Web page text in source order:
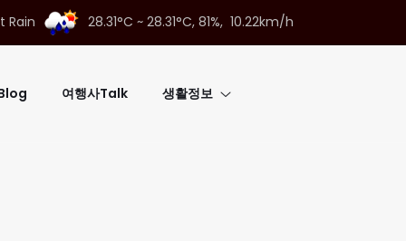
Rain 28.31°C ~ 28.31°C, 81%, 10.22km/h
여행사Talk 생활정보